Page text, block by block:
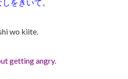
をきいて。
wo kiite.
getting angry.